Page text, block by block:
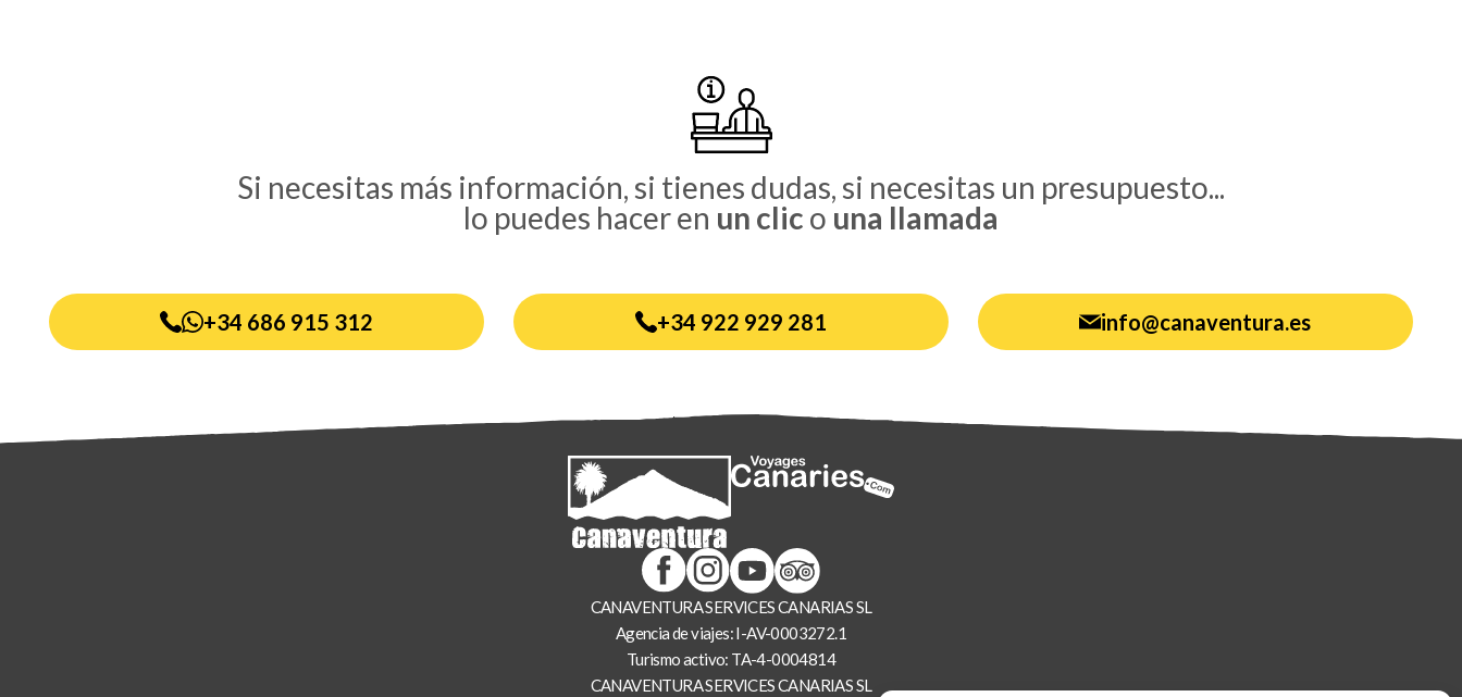
Si necesitas más información, si tienes dudas, si necesitas un presupuesto...
lo puedes hacer en un clic o una llamada
+34 686 915 312 +34 922 929 281 info@canaventura.es
CANAVENTURA SERVICES CANARIAS SL
Agencia de viajes: I-AV-0003272.1
Turismo activo: TA-4-0004814
CANAVENTURA SERVICES CANARIAS SL